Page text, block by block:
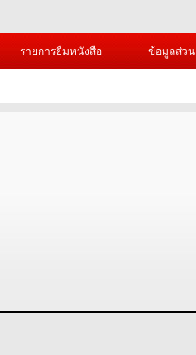
รายการยืมหนังสือ ข้อมูลส่ว